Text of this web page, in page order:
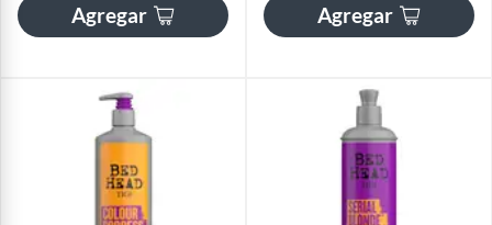
Agregar Agregar